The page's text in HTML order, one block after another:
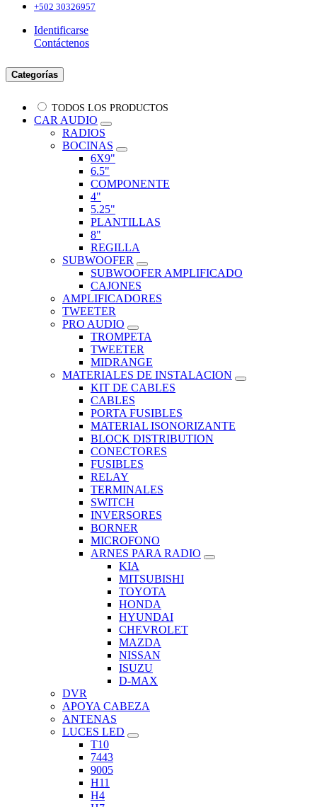
+502 30326957
Identificarse
Contáctenos
Categorías
TODOS LOS PRODUCTOS
CAR AUDIO
RADIOS
BOCINAS
6X9"
6.5"
COMPONENTE
4"
5.25"
PLANTILLAS
8"
REGILLA
SUBWOOFER
SUBWOOFER AMPLIFICADO
CAJONES
AMPLIFICADORES
TWEETER
PRO AUDIO
TROMPETA
TWEETER
MIDRANGE
MATERIALES DE INSTALACION
KIT DE CABLES
CABLES
PORTA FUSIBLES
MATERIAL ISONORIZANTE
BLOCK DISTRIBUTION
CONECTORES
FUSIBLES
RELAY
TERMINALES
SWITCH
INVERSORES
BORNER
MICROFONO
ARNES PARA RADIO
KIA
MITSUBISHI
TOYOTA
HONDA
HYUNDAI
CHEVROLET
MAZDA
NISSAN
ISUZU
D-MAX
DVR
APOYA CABEZA
ANTENAS
LUCES LED
T10
7443
9005
H11
H4